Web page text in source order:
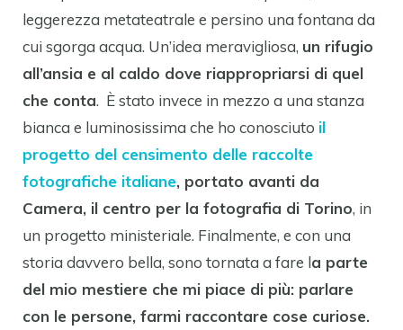
leggerezza metateatrale e persino una fontana da
cui sgorga acqua. Un’idea meravigliosa, un rifugio
all’ansia e al caldo dove riappropriarsi di quel
che conta. È stato invece in mezzo a una stanza
bianca e luminosissima che ho conosciuto il
progetto del censimento delle raccolte
fotografiche italiane, portato avanti da
Camera, il centro per la fotografia di Torino, in
un progetto ministeriale. Finalmente, e con una
storia davvero bella, sono tornata a fare la parte
del mio mestiere che mi piace di più: parlare
con le persone, farmi raccontare cose curiose.